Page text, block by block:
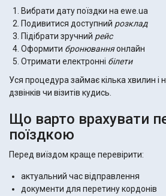
Вибрати дату поїздки на ewe.ua
Подивитися доступний розклад
Підібрати зручний рейс
Оформити бронюванняонлайн
Отримати електронні білети
Уся процедура займає кілька хвилин і
дзвінків чи візитів кудись.
Що варто врахувати
поїздкою
Перед виїздом краще перевірити:
актуальний час відправлення
документи для перетину кордонів